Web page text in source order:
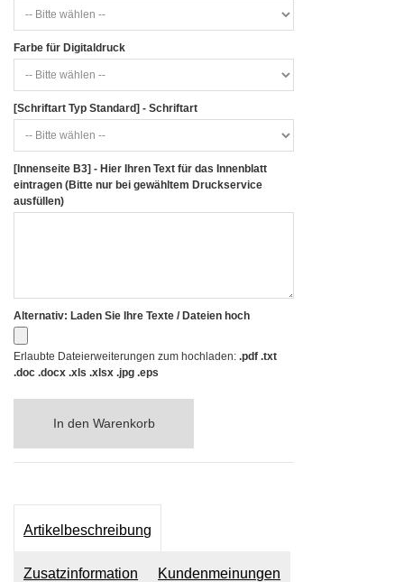
Farbe für Digitaldruck
[Schriftart Typ Standard] - Schriftart
[Innenseite B3] - Hier Ihren Text für das Innenblatt
eintragen (Bitte nur bei gewähltem Druckservice
ausfüllen)
Alternativ: Laden Sie Ihre Texte / Dateien hoch
Erlaubte Dateierweiterungen zum hochladen:.pdf .txt
.doc .docx .xls .xlsx .jpg .eps
In den Warenkorb
Artikelbeschreibung
Zusatzinformation Kundenmeinungen